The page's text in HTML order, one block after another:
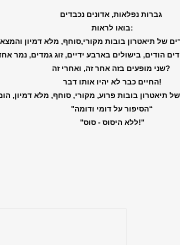
בואו לראות:
של תיאטרון בובות מקורי,סוחף, מלא דמיון
שני מופעים בזה אחר זה, ואחרי זה?
החיים כבר לא יהיו אותו דבר!
"הסיפור על דומי ודומה“
"ללא היסוס - סוס!"